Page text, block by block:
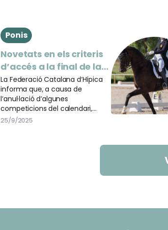
Ponis
Novetats en els criteris
d’accés a la final de la
Copa de Ponis
La Federació Catalana d’Hípica
informa que, a causa de
l’anul·lació d’algunes
competicions del calendari,
s’han ajustat els requisits per
25/9/2025